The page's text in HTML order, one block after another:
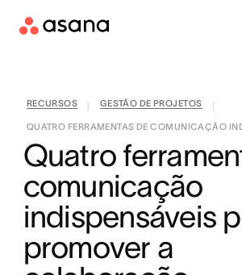
RECURSOS GESTÃO DE PROJETOS
QUATRO FERRAMENTAS DE COMUNICAÇÃO
Quatro
comunicação
indispensáveis
promover a